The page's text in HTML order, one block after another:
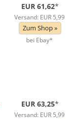
EUR 61,62*
Versand: EUR 5,99
Zum Shop »
bei Ebay*
EUR 63,25*
Versand: EUR 5,99